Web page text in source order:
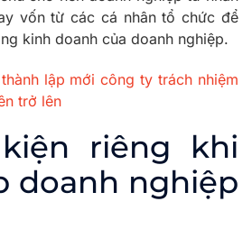
vốn từ các cá nhân tổ chức để
kinh doanh của doanh nghiệp.
lập mới công ty trách nhiệm
trở lên
riêng khi
doanh nghiệp